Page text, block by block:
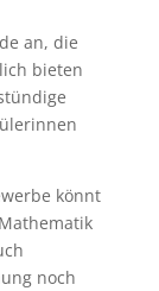
an, die
bieten
könnt
noch